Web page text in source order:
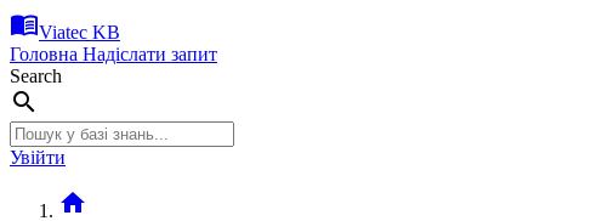
menu_bookViatec KB
Головна Надіслати запит
Search
search
Увійти
home